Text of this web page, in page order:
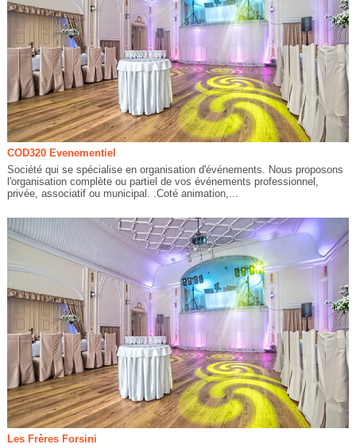
COD320 Evenementiel
Société qui se spécialise en organisation d'événements. Nous proposons
l'organisation complète ou partiel de vos événements professionnel,
privée, associatif ou municipal. .Coté animation,...
Les Frères Forsini